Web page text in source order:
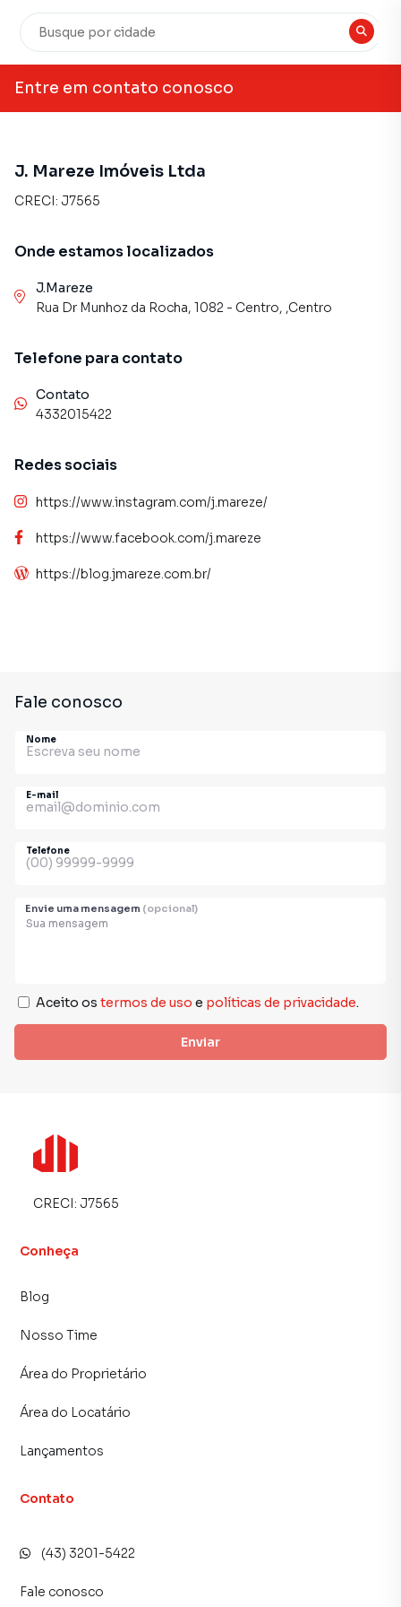
Entre em contato conosco
J. Mareze Imóveis Ltda
CRECI: J7565
Onde estamos localizados
J.Mareze
Rua Dr Munhoz da Rocha, 1082 - Centro, ,Centro
Telefone para contato
Contato
4332015422
Redes sociais
https://www.instagram.com/j.mareze/
https://www.facebook.com/j.mareze
https://blog.jmareze.com.br/
Fale conosco
Nome
E-mail
Telefone
Envie uma mensagem (opcional)
Aceito os termos de uso e políticas de privacidade.
Enviar
CRECI: J7565
Conheça
Blog
Nosso Time
Área do Proprietário
Área do Locatário
Lançamentos
Contato
(43) 3201-5422
Fale conosco